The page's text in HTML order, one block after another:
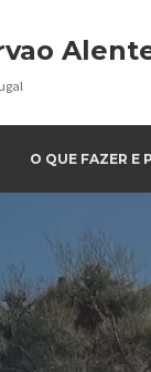
O QUE FAZER E